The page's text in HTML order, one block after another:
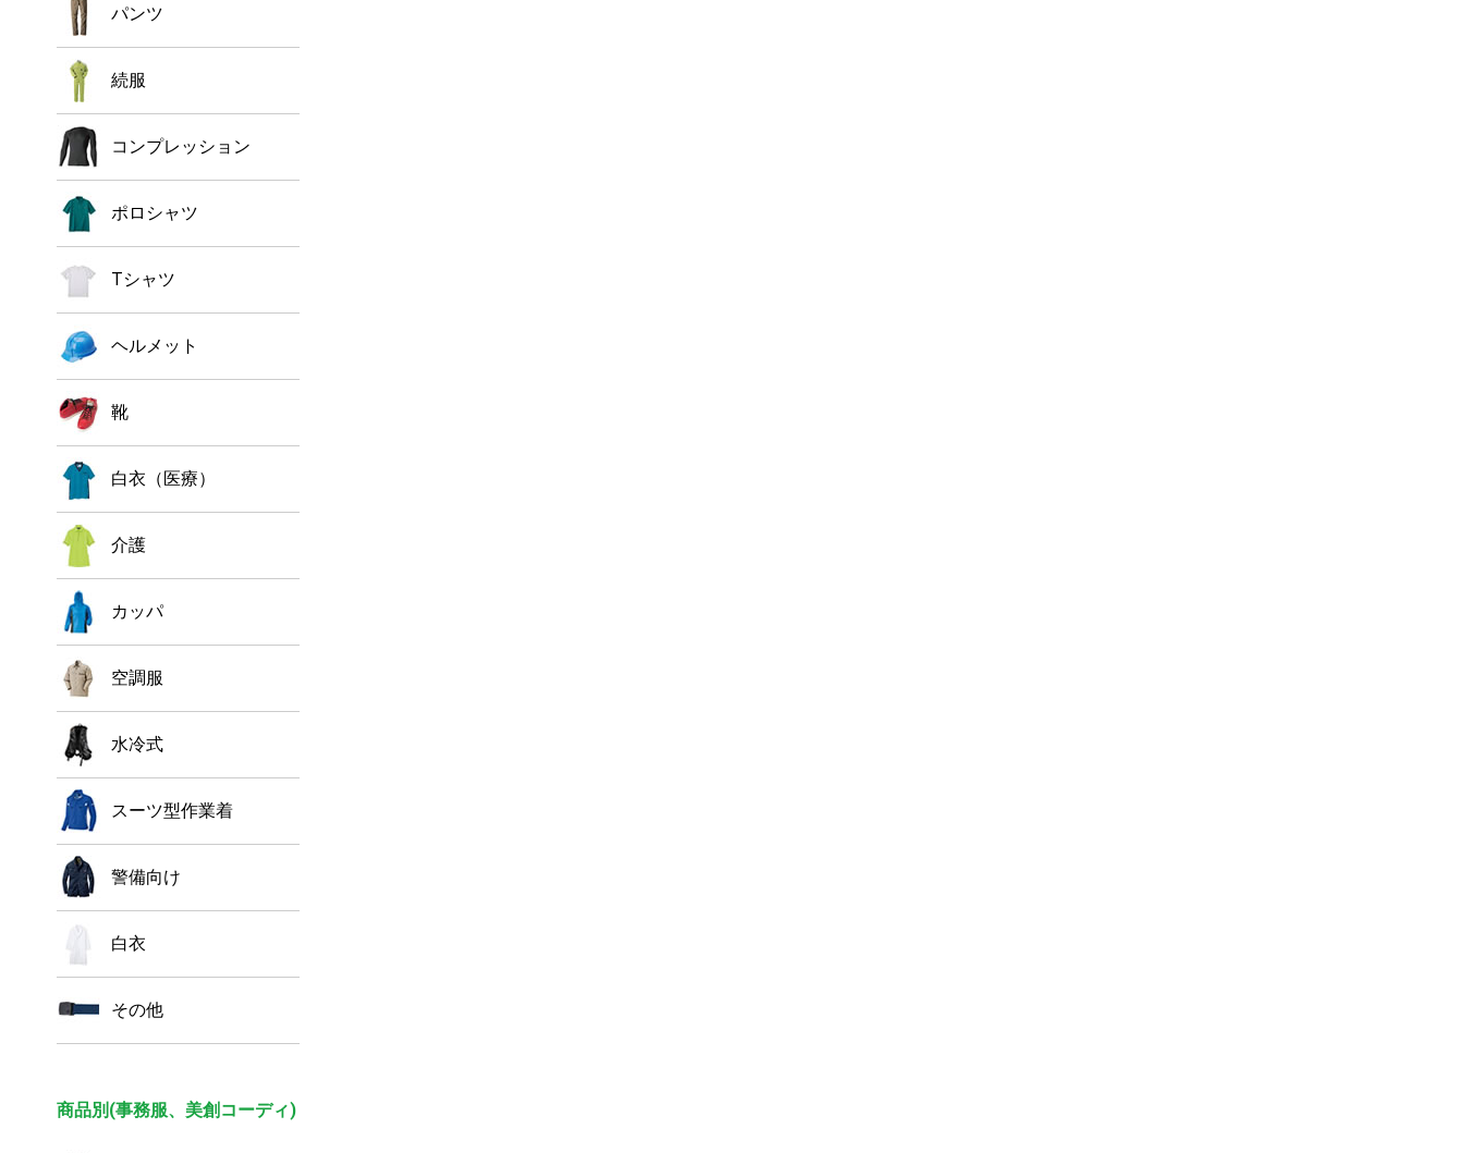
パンツ
続服
コンプレッション
ポロシャツ
Tシャツ
ヘルメット
靴
白衣（医療）
介護
カッパ
空調服
水冷式
スーツ型作業着
警備向け
白衣
その他
商品別(事務服、美創コーディ)